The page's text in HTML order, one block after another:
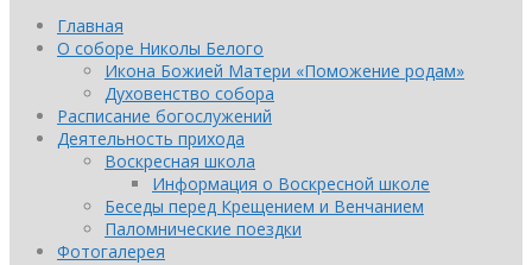
Главная
О соборе Николы Белого
Икона Божией Матери «Поможение родам»
Духовенство собора
Расписание богослужений
Деятельность прихода
Воскресная школа
Информация о Воскресной школе
Беседы перед Крещением и Венчанием
Паломнические поездки
Фотогалерея